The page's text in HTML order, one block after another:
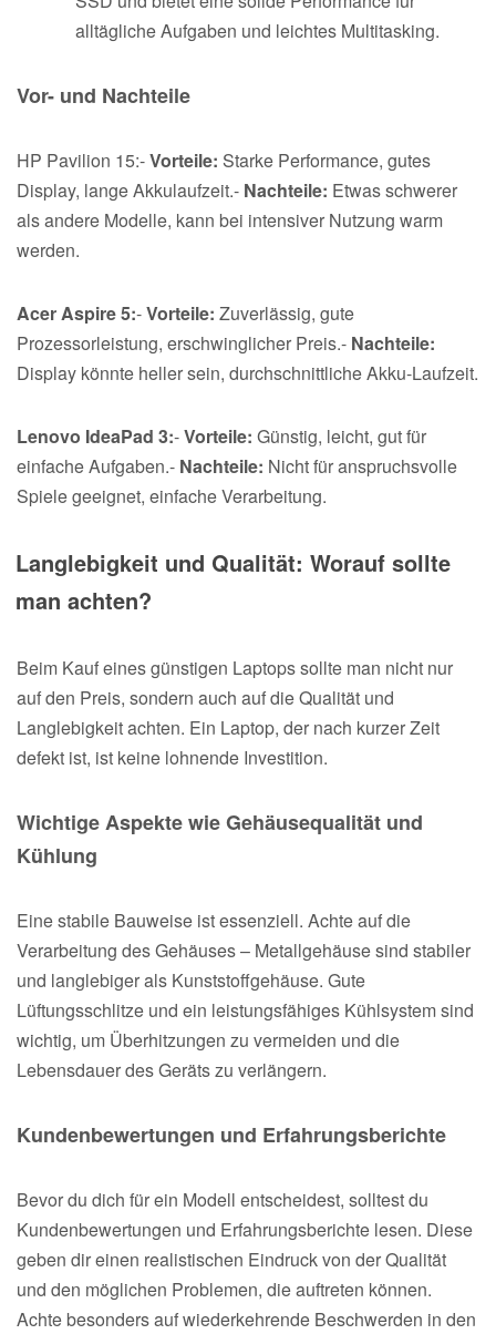
alltägliche Aufgaben und leichtes Multitasking.
Vor- und Nachteile
HP Pavilion 15:-Vorteile: Starke Performance, gutes
Display, lange Akkulaufzeit.- Nachteile: Etwas schwerer
als andere Modelle, kann bei intensiver Nutzung warm
werden.
Acer Aspire 5:-Vorteile: Zuverlässig, gute
Prozessorleistung, erschwinglicher Preis.- Nachteile:
Display könnte heller sein, durchschnittliche Akku-Laufzeit.
Lenovo IdeaPad 3:-Vorteile: Günstig, leicht, gut für
einfache Aufgaben.- Nachteile: Nicht für anspruchsvolle
Spiele geeignet, einfache Verarbeitung.
Langlebigkeit und Qualität: Worauf sollte
man achten?
Beim Kauf eines günstigen Laptops sollte man nicht nur
auf den Preis, sondern auch auf die Qualität und
Langlebigkeit achten. Ein Laptop, der nach kurzer Zeit
defekt ist, ist keine lohnende Investition.
Wichtige Aspekte wie Gehäusequalität und
Kühlung
Eine stabile Bauweise ist essenziell. Achte auf die
Verarbeitung des Gehäuses – Metallgehäuse sind stabiler
und langlebiger als Kunststoffgehäuse. Gute
Lüftungsschlitze und ein leistungsfähiges Kühlsystem sind
wichtig, um Überhitzungen zu vermeiden und die
Lebensdauer des Geräts zu verlängern.
Kundenbewertungen und Erfahrungsberichte
Bevor du dich für ein Modell entscheidest, solltest du
Kundenbewertungen und Erfahrungsberichte lesen. Diese
geben dir einen realistischen Eindruck von der Qualität
und den möglichen Problemen, die auftreten können.
Achte besonders auf wiederkehrende Beschwerden in den